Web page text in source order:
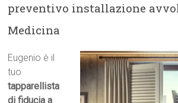
preventivo installazione
Medicina
Eugenio è il
tuo
tapparellista
di fiducia a